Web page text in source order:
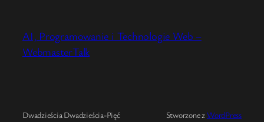
AI, Programowanie i Technologie Web –
WebmasterTalk
Dwadzieścia Dwadzieścia-Pięć Stworzone z WordPress